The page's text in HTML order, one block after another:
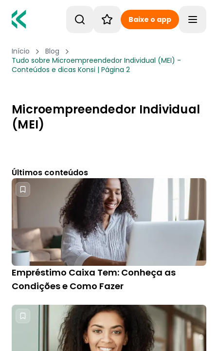
Baixe o app
Início
Blog
Tudo sobre Microempreendedor Individual (MEI) -
Conteúdos e dicas Konsi | Página 2
Microempreendedor Individual
(MEI)
Últimos conteúdos
Empréstimo Caixa Tem: Conheça as
Condições e Como Fazer